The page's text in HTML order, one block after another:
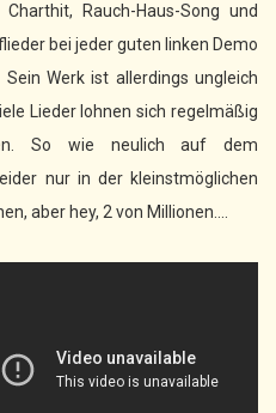
Rauch-Haus-Song und
bei jeder guten linken Demo
Werk ist allerdings ungleich
Lieder lohnen sich regelmäßig
So wie neulich auf dem
nur in der kleinstmöglichen
aber hey, 2 von Millionen....